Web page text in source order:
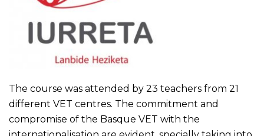
The course was attended by 23 teachers from 21
different VET centres. The commitment and
compromise of the Basque VET with the